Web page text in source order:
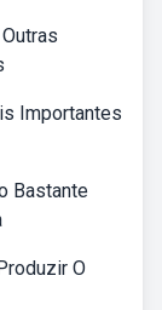
Importantes
Bastante
O